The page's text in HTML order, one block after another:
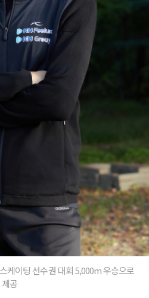
케이팅 선수권 대회 5,000m 우승으로
공